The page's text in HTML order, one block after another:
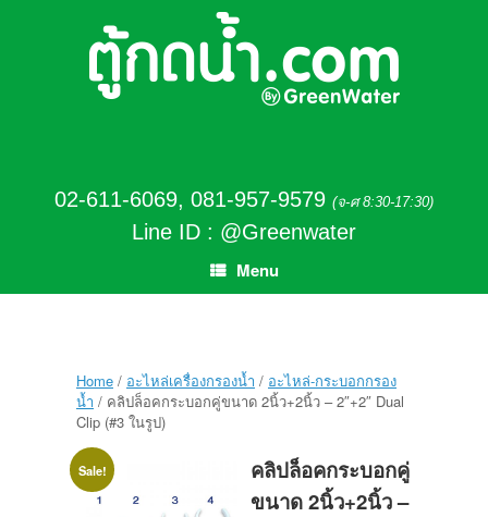
02-611-6069, 081-957-9579 (จ-ศ 8:30-17:30)
Line ID : @Greenwater
Menu
Home / อะไหล่เครื่องกรองน้ำ / อะไหล่-กระบอกกรอง
น้ำ / คลิปล็อคกระบอกคู่ขนาด 2นิ้ว+2นิ้ว – 2″+2″ Dual
Clip (#3 ในรูป)
Sale!
คลิปล็อคกระบอกคู่
ขนาด 2นิ้ว+2นิ้ว –